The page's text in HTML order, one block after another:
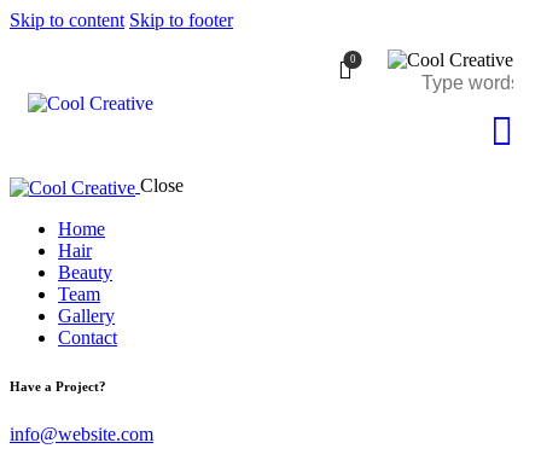
Skip to content Skip to footer
0
Close
Home
Hair
Beauty
Team
Gallery
Contact
Have a Project?
info@website.com